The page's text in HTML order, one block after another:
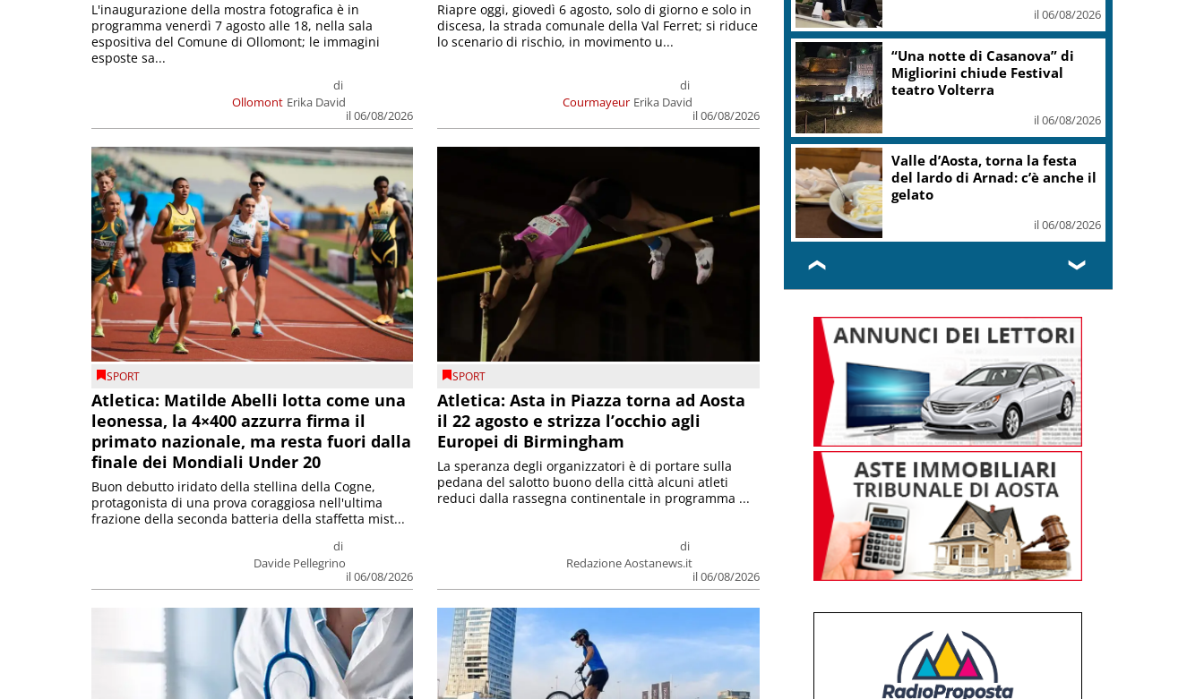
Ollomont
di
Erika David
il 06/08/2026
L'inaugurazione della mostra fotografica è in
programma venerdì 7 agosto alle 18, nella sala
espositiva del Comune di Ollomont; le immagini
esposte sa...
Courmayeur
di
Erika David
il 06/08/2026
Riapre oggi, giovedì 6 agosto, solo di giorno e solo in
discesa, la strada comunale della Val Ferret; si riduce
lo scenario di rischio, in movimento u...
SPORT
Atletica: Matilde Abelli lotta come una
leonessa, la 4×400 azzurra firma il
primato nazionale, ma resta fuori dalla
finale dei Mondiali Under 20
di
Davide Pellegrino
il 06/08/2026
Buon debutto iridato della stellina della Cogne,
protagonista di una prova coraggiosa nell'ultima
frazione della seconda batteria della staffetta mist...
SPORT
Atletica: Asta in Piazza torna ad Aosta
il 22 agosto e strizza l’occhio agli
Europei di Birmingham
di
Redazione Aostanews.it
il 06/08/2026
La speranza degli organizzatori è di portare sulla
pedana del salotto buono della città alcuni atleti
reduci dalla rassegna continentale in programma ...
il 06/08/2026
“Una notte di Casanova” di
Migliorini chiude Festival
teatro Volterra
il 06/08/2026
Valle d’Aosta, torna la festa
del lardo di Arnad: c’è anche il
gelato
il 06/08/2026
❮ ❯